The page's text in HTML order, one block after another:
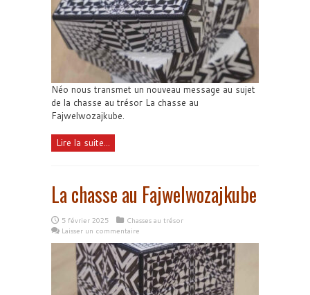
Néo nous transmet un nouveau message au sujet
de la chasse au trésor La chasse au
Fajwelwozajkube.
Lire la suite...
La chasse au Fajwelwozajkube
5 février 2025
Chasses au trésor
Laisser un commentaire